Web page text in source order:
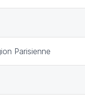
Parisienne